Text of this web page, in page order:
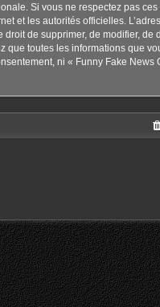
Si vous ne respectez pas
et les autorités officielles.
de supprimer, de modifier,
que toutes les informations que
ni « Funny Fake News